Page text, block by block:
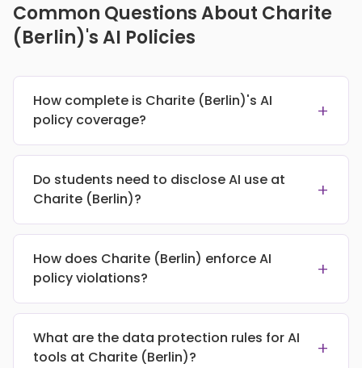
Common Questions About Charite
(Berlin)'s AI Policies
How complete is Charite (Berlin)'s AI
policy coverage?
+
Do students need to disclose AI use at
Charite (Berlin)?
+
How does Charite (Berlin) enforce AI
policy violations?
+
What are the data protection rules for AI
tools at Charite (Berlin)?
+